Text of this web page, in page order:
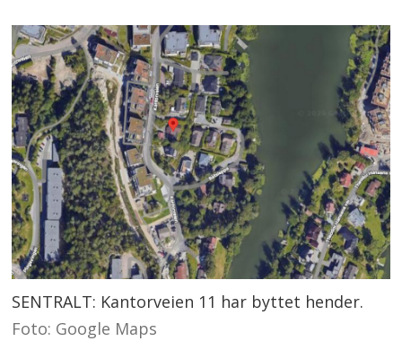
SENTRALT: Kantorveien 11 har byttet hender.
Foto: Google Maps